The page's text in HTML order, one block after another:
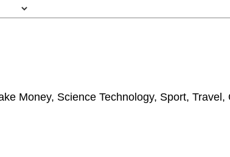
Money, Science Technology, Sport,